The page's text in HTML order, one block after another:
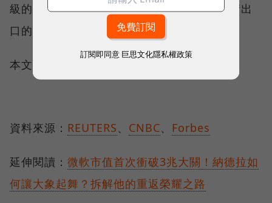
級的駭客利用，這進一步引發了美國對AI技術出
口的擔憂和限制。
本文初稿為AI編撰，整理．編輯/ 梁舜惟
資料來源： REUTERS CNBC Forbes
延伸閱讀： 微軟市值首次衝破3兆大關！納德拉如
何讓大象起舞？拆解他的重返榮耀之路
訂閱即同意 巨思文化隱私權政策